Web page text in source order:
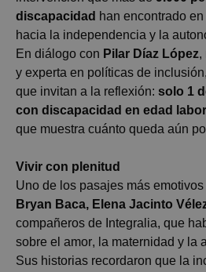
discapacidad han encontrado en
hacia la independencia y la
En diálogo con Pilar Díaz López,
y experta en políticas de
que invitan a la reflexión: solo 1
con discapacidad en edad
que muestra cuánto queda aún
Vivir con plenitud
Uno de los pasajes más
Bryan Baca, Elena Jacinto
compañeros de Integralia, que
sobre el amor, la maternidad y la
Sus historias recordaron que la